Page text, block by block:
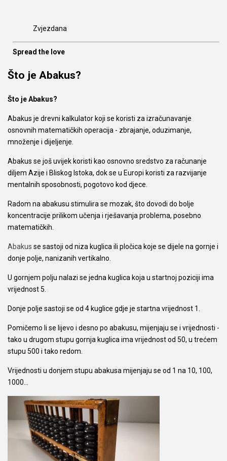
Zvjezdana
Spread the love
Što je Abakus?
Što je Abakus?
Abakus je drevni kalkulator koji se koristi za izračunavanje
osnovnih matematičkih operacija - zbrajanje, oduzimanje,
množenje i dijeljenje.
Abakus se još uvijek koristi kao osnovno sredstvo za računanje
diljem Azije i Bliskog Istoka, dok se u Europi koristi za razvijanje
mentalnih sposobnosti, pogotovo kod djece.
Radom na abakusu stimulira se mozak, što dovodi do bolje
koncentracije prilikom učenja i rješavanja problema, posebno
matematičkih.
Abakus se sastoji od niza kuglica ili pločica koje se dijele na gornje i
donje polje, nanizanih vertikalno.
U gornjem polju nalazi se jedna kuglica koja u startnoj poziciji ima
vrijednost 5.
Donje polje sastoji se od 4 kuglice gdje je startna vrijednost 1.
Pomičemo li se lijevo i desno po abakusu, mijenjaju se i vrijednosti -
tako u drugom stupu gornja kuglica ima vrijednost od 50, u trećem
stupu 500 i tako redom.
Vrijednosti u donjem stupu abakusa mijenjaju se od 1 na 10, 100,
1000…